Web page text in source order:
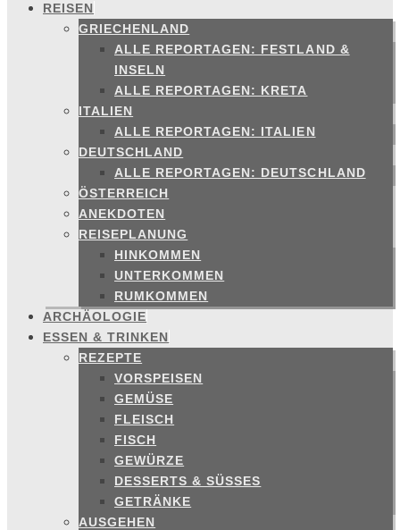
Inhalt
springen
REISEN
GRIECHENLAND
ALLE REPORTAGEN: FESTLAND &
INSELN
ALLE REPORTAGEN: KRETA
ITALIEN
ALLE REPORTAGEN: ITALIEN
DEUTSCHLAND
ALLE REPORTAGEN: DEUTSCHLAND
ÖSTERREICH
ANEKDOTEN
REISEPLANUNG
HINKOMMEN
UNTERKOMMEN
RUMKOMMEN
ARCHÄOLOGIE
ESSEN & TRINKEN
REZEPTE
VORSPEISEN
GEMÜSE
FLEISCH
FISCH
GEWÜRZE
DESSERTS & SÜSSES
GETRÄNKE
AUSGEHEN